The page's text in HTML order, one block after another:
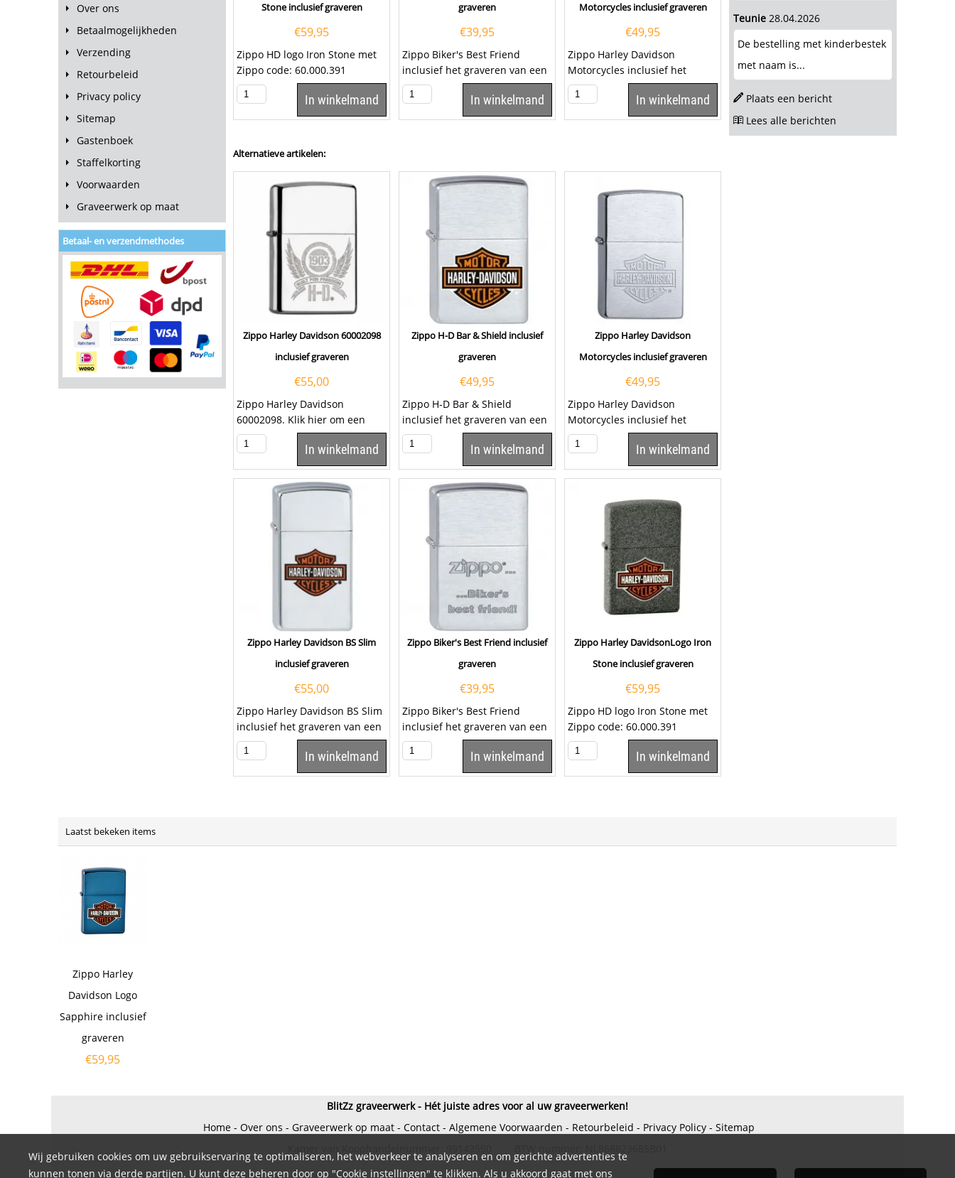
Over ons
Betaalmogelijkheden
Verzending
Retourbeleid
Privacy policy
Sitemap
Gastenboek
Staffelkorting
Voorwaarden
Graveerwerk op maat
Betaal- en verzendmethodes
Stone inclusief graveren
€59,95
Zippo HD logo Iron Stone met
Zippo code: 60.000.391
inclusief het graveren van een
tekst op het...
In winkelmand
graveren
€39,95
Zippo Biker's Best Friend
inclusief het graveren van een
tekst op het klepje. Klik hier om
een...
In winkelmand
Motorcycles inclusief graveren
€49,95
Zippo Harley Davidson
Motorcycles inclusief het
graveren van een tekst op het
klepje. Klik hier om...In winkelmand
Alternatieve artikelen:
Zippo Harley Davidson 60002098
inclusief graveren
€55,00
Zippo Harley Davidson
60002098. Klik hier om een
lettertype uit te kiezen. Zippo...
In winkelmand
Zippo H-D Bar & Shield inclusief
graveren
€49,95
Zippo H-D Bar & Shield
inclusief het graveren van een
tekst op het klepje. Klik hier om
een...
In winkelmand
Zippo Harley Davidson
Motorcycles inclusief graveren
€49,95
Zippo Harley Davidson
Motorcycles inclusief het
graveren van een tekst op het
klepje. Klik hier om...In winkelmand
Zippo Harley Davidson BS Slim
inclusief graveren
€55,00
Zippo Harley Davidson BS Slim
inclusief het graveren van een
tekst op het klepje. Klik hier om
een...
In winkelmand
Zippo Biker's Best Friend inclusief
graveren
€39,95
Zippo Biker's Best Friend
inclusief het graveren van een
tekst op het klepje. Klik hier om
een...
In winkelmand
Zippo Harley DavidsonLogo Iron
Stone inclusief graveren
€59,95
Zippo HD logo Iron Stone met
Zippo code: 60.000.391
inclusief het graveren van een
tekst op het...
In winkelmand
Teunie 28.04.2026
De bestelling met kinderbestek
met naam is...
Plaats een bericht
Lees alle berichten
Laatst bekeken items
Zippo Harley
Davidson Logo
Sapphire inclusief
graveren
€59,95
BlitZz graveerwerk - Hét juiste adres voor al uw graveerwerken!
Home - Over ons - Graveerwerk op maat - Contact - Algemene Voorwaarden - Retourbeleid - Privacy Policy - Sitemap
Wij gebruiken cookies om uw gebruikservaring te optimaliseren, het webverkeer te analyseren en om gerichte advertenties te
kunnen tonen via derde partijen. U kunt deze beheren door op "Cookie instellingen" te klikken. Als u akkoord gaat met ons